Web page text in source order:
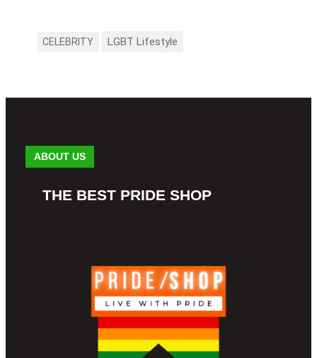
CELEBRITY LGBT Lifestyle
ABOUT US
THE BEST PRIDE SHOP